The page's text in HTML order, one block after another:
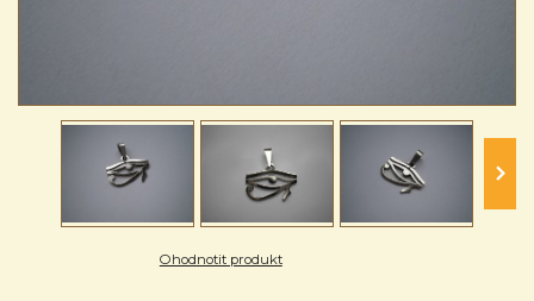
Ohodnotit produkt